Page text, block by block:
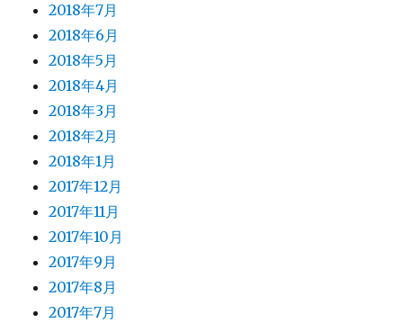
2018年7月
2018年6月
2018年5月
2018年4月
2018年3月
2018年2月
2018年1月
2017年12月
2017年11月
2017年10月
2017年9月
2017年8月
2017年7月